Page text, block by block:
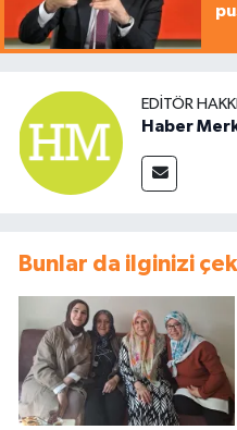
EDITÖR
Haber
Bunlar da ilginizi